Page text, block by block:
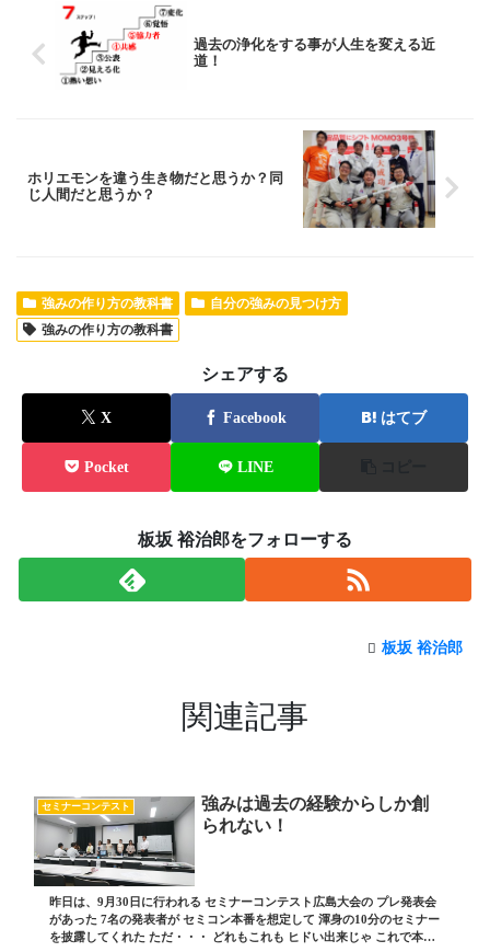
過去の浄化をする事が人生を変える近
道！
ホリエモンを違う生き物だと思うか？同
じ人間だと思うか？
強みの作り方の教科書
自分の強みの見つけ方
強みの作り方の教科書
シェアする
X Facebook はてブ
Pocket LINE
板坂 裕治郎をフォローする
板坂 裕治郎
関連記事
セミナーコンテスト
強みは過去の経験からしか創
られない！
昨日は、9月30日に行われる セミナーコンテスト広島大会の プレ発表会
があった 7名の発表者が セミコン本番を想定して 渾身の10分のセミナー
を披露してくれた ただ・・・ どれもこれも ヒドい出来じゃ これで本番